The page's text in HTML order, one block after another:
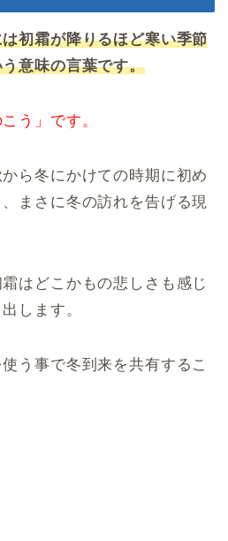
初霜が降りるほど寒い季節
意味の言葉です。
う」です。
ら冬にかけての時期に初め
まさに冬の訪れを告げる現
はどこかもの悲しさも感じ
します。
う事で冬到来を共有するこ